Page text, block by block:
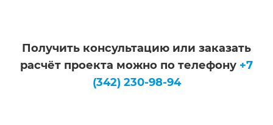
Получить консультацию или заказать
расчёт проекта можно по телефону +7
(342) 230-98-94